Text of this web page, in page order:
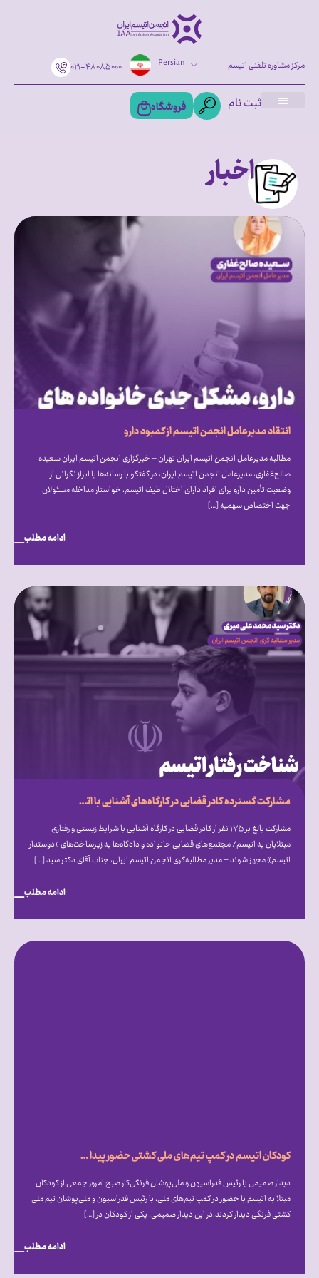
۰۲۱-۴۸۰۸۵۰۰۰ Persian مرکز مشاوره تلفنی اتیسم
ثبت نام فروشگاه
اخبار
انتقاد مدیرعامل انجمن اتیسم از کمبود دارو
مطالبه مدیرعامل انجمن اتیسم ایران تهران – خبرگزاری انجمن اتیسم ایران سعیده
صالح‌غفاری، مدیرعامل انجمن اتیسم ایران، در گفتگو با رسانه‌ها با ابراز نگرانی از
وضعیت تأمین دارو برای افراد دارای اختلال طیف اتیسم، خواستار مداخله مسئولان
جهت اختصاص سهمیه […]
ادامه مطلب
مشارکت گسترده کادر قضایی در کارگاه‌های آشنایی با اتیسم؛ فراخوان انجمن اتیسم برای ایجاد مجتمع‌های قضایی «دوستدار اتیسم»
مشارکت بالغ بر ۱۷۵ نفر از کادر قضایی در کارگاه آشنایی با شرایط زیستی و رفتاری
مبتلایان به اتیسم/ مجتمع‌های قضایی خانواده و دادگاه‌ها به زیرساخت‌های «دوستدار
اتیسم» مجهز شوند – مدیر مطالبه‌گری انجمن اتیسم ایران، جناب آقای دکتر سید […]
ادامه مطلب
کودکان اتیسم در کمپ تیم‌های ملی کشتی حضور پیدا کردند
دیدار صمیمی با رئیس فدراسیون و ملی‌پوشان فرنگی‌کار صبح امروز جمعی از کودکان
مبتلا به اتیسم با حضور در کمپ تیم‌های ملی، با رئیس فدراسیون و ملی‌پوشان تیم ملی
کشتی فرنگی دیدار کردند.در این دیدار صمیمی، یکی از کودکان در […]
ادامه مطلب